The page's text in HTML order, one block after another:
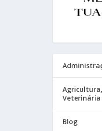
Veterinária
Blog